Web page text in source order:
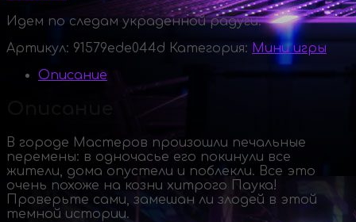
Идем по следам украденной радуги.
Артикул: 91579ede044d Категория: Мини игры
Описание
В городе Мастеров произошли печальные
перемены: в одночасье его покинули все
жители, дома опустели и поблекли. Все это
очень похоже на козни хитрого Паука!
Проверьте сами, замешан ли злодей в этой
темной истории.